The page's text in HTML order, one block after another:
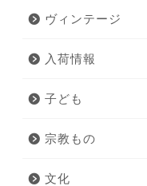
ヴィンテージ
入荷情報
子ども
宗教もの
文化